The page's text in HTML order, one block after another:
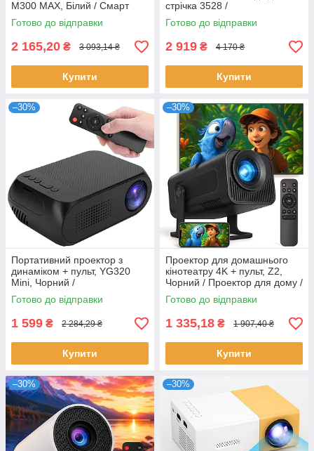
M300 MAX, Білий / Смарт
проектор з іграми / Ігровий
проектор
Готово до відправки
2 165,20 ₴ 3 093,14 ₴
Купити
стрічка 3528 /
Мультимедійний ігровий
проектор для дому
Готово до відправки
2 919 ₴ 4 170 ₴
Купити
–30%
Портативний проектор з
динаміком + пульт, YG320
Mini, Чорний /
Мультимедійний проектор
для дому / Міні проектор
Готово до відправки
1 599 ₴ 2 284,29 ₴
Купити
–30%
Проектор для домашнього
кінотеатру 4K + пульт, Z2,
Чорний / Проектор для дому /
Мультимедійний проектор
Готово до відправки
1 335,18 ₴ 1 907,40 ₴
Купити
–30% –30%